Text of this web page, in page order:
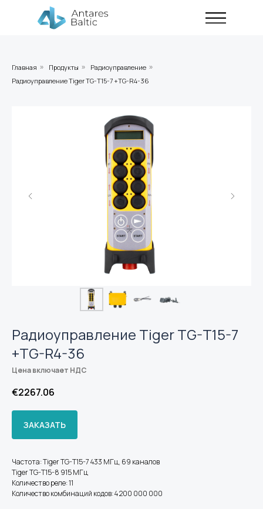
Главная » Продукты » Радиоуправление »
Радиоуправление Tiger TG-T15-7 +TG-R4-36
Радиоуправление Tiger TG-T15-7
+TG-R4-36
Цена включает НДС
€2267.06
ЗАКАЗАТЬ
Частота: Tiger TG-T15-7 433 МГц, 69 каналов
Tiger TG-T15-8 915 МГц
Количество реле: 11
Количество комбинаций кодов: 4 200 000 000